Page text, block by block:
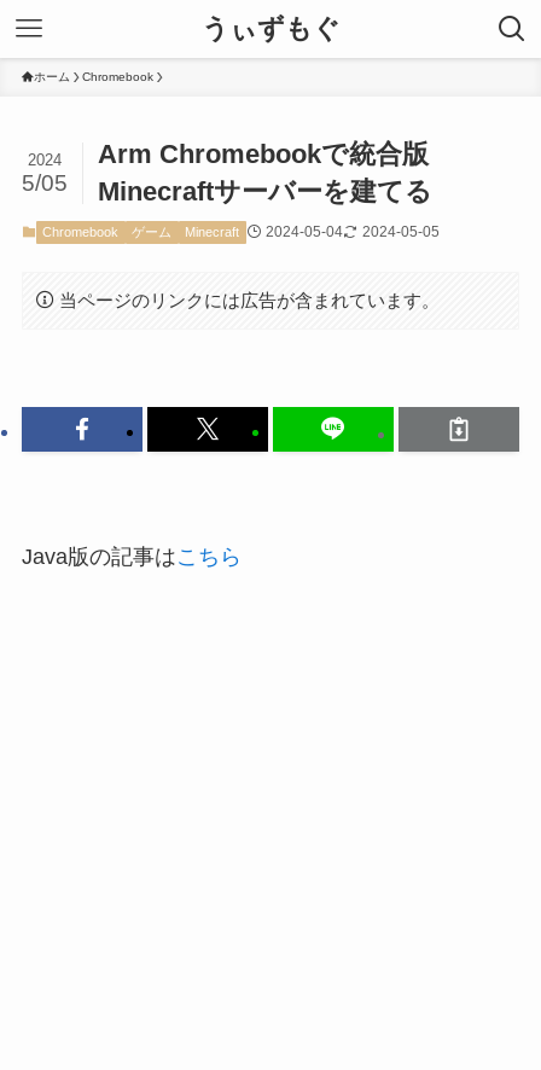
うぃずもぐ
ホーム Chromebook
Arm Chromebookで統合版
Minecraftサーバーを建てる
2024
5/05
Chromebook ゲーム Minecraft 2024-05-04 2024-05-05
当ページのリンクには広告が含まれています。
Java版の記事はこちら